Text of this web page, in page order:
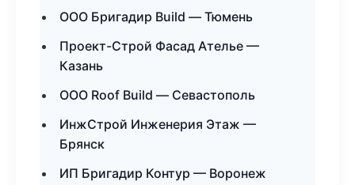
ООО Бригадир Build — Тюмень
Проект-Строй Фасад Ателье —
Казань
ООО Roof Build — Севастополь
ИнжСтрой Инженерия Этаж —
Брянск
ИП Бригадир Контур — Воронеж